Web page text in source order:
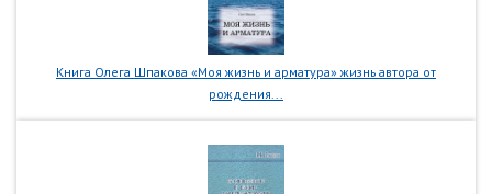
Книга Олега Шпакова «Моя жизнь и арматура» жизнь автора от
рождения...